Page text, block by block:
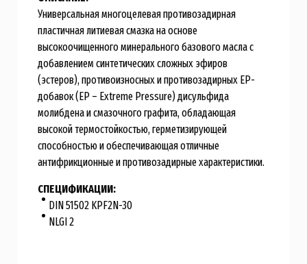
Универсальная многоцелевая противозадирная
пластичная литиевая смазка на основе
высокоочищенного минерального базового масла с
добавлением синтетических сложных эфиров
(эстеров), противоизносных и противозадирных ЕР-
добавок (EP – Extreme Pressure) дисульфида
молибдена и смазочного графита, обладающая
высокой термостойкостью, герметизирующей
способностью и обеспечивающая отличные
антифрикционные и противозадирные характеристики.
СПЕЦИФИКАЦИИ:
DIN 51502 KPF2N-30
NLGI 2